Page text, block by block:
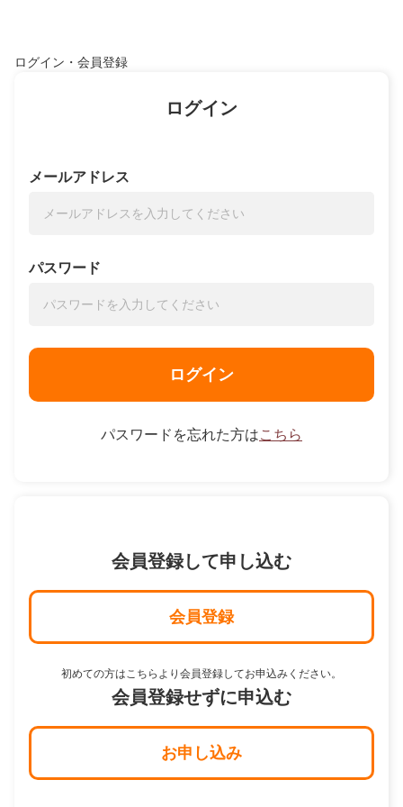
ログイン・会員登録
ログイン
メールアドレス
パスワード
ログイン
パスワードを忘れた方はこちら
会員登録して申し込む
会員登録
初めての方はこちらより会員登録してお申込みください。
会員登録せずに申込む
お申し込み